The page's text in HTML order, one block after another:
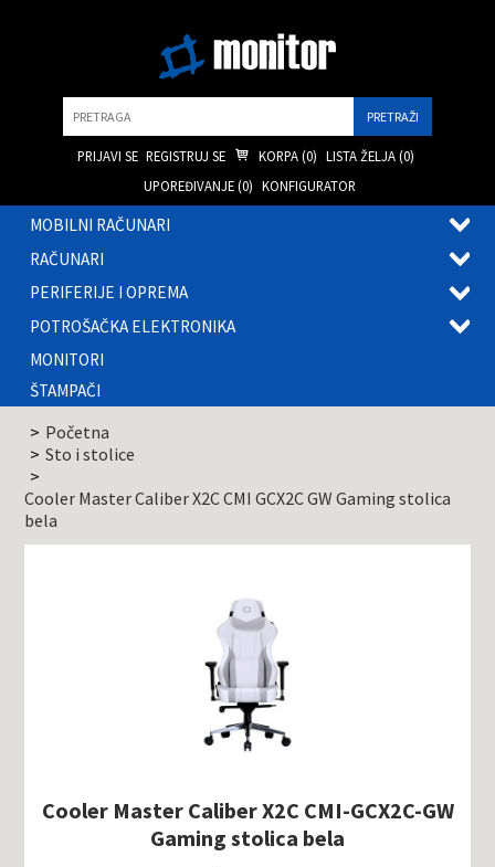
PRIJAVI SE REGISTRUJ SE KORPA (0) LISTA ŽELJA (0)
UPOREĐIVANJE (0) KONFIGURATOR
MOBILNI RAČUNARI
RAČUNARI
PERIFERIJE I OPREMA
POTROŠAČKA ELEKTRONIKA
MONITORI
ŠTAMPAČI
Početna
Sto i stolice
Cooler Master Caliber X2C CMI GCX2C GW Gaming stolica
bela
Cooler Master Caliber X2C CMI-GCX2C-GW
Gaming stolica bela